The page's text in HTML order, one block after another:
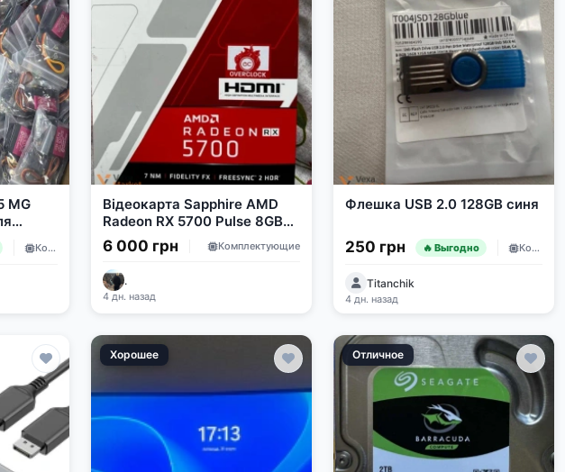
MG
Комплектующие
Відеокарта Sapphire AMD
Radeon RX 5700 Pulse 8GB
GDDR6
6 000 грн Комплектующие
.
4 дн. назад
Флешка USB 2.0 128GB синя
250 грн 🔥 Выгодно Комплектующие
Titanchik
4 дн. назад
Хорошее Отличное